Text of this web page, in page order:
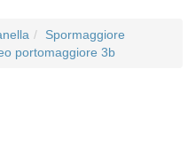
Spormaggiore
portomaggiore 3b